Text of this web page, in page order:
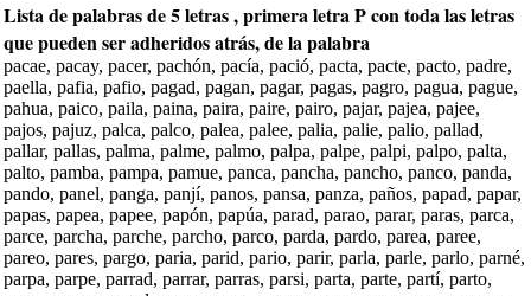
Lista de palabras de 5 letras , primera letra P con toda las letras
que pueden ser adheridos atrás, de la palabra
pacae, pacay, pacer, pachón, pacía, pació, pacta, pacte, pacto, padre,
paella, pafia, pafio, pagad, pagan, pagar, pagas, pagro, pagua, pague,
pahua, paico, paila, paina, paira, paire, pairo, pajar, pajea, pajee,
pajos, pajuz, palca, palco, palea, palee, palia, palie, palio, pallad,
pallar, pallas, palma, palme, palmo, palpa, palpe, palpi, palpo, palta,
palto, pamba, pampa, pamue, panca, pancha, pancho, panco, panda,
pando, panel, panga, panjí, panos, pansa, panza, paños, papad, papar,
papas, papea, papee, papón, papúa, parad, parao, parar, paras, parca,
parce, parcha, parche, parcho, parco, parda, pardo, parea, paree,
pareo, pares, pargo, paria, parid, pario, parir, parla, parle, parlo, parné,
parpa, parpe, parrad, parrar, parras, parsi, parta, parte, partí, parto,